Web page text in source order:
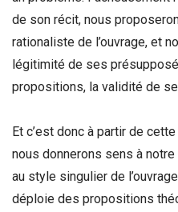
de son récit, nous
rationaliste de l’ouvrage, et
légitimité de ses
propositions, la validité de
Et c’est donc à partir de
nous donnerons sens à
au style singulier de
déploie des propositions